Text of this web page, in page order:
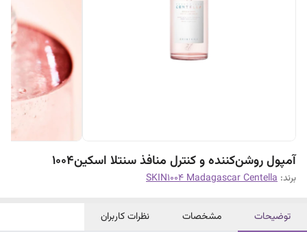
آمپول روشن‌کننده و کنترل منافذ سنتلا اسکین1004
برند: SKIN1004 Madagascar Centella
توضیحات مشخصات نظرات کاربران